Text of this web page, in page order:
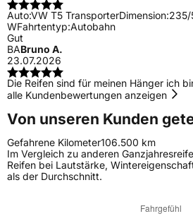
Auto:VW T5 TransporterDimension:235/
WFahrtentyp:Autobahn
Gut
BABruno A.
23.07.2026
Die Reifen sind für meinen Hänger ich
alle Kundenbewertungen anzeigen
Von unseren Kunden
Gefahrene Kilometer106.500 km
Im Vergleich zu anderen
Reifen bei Lautstärke,
als der Durchschnitt.